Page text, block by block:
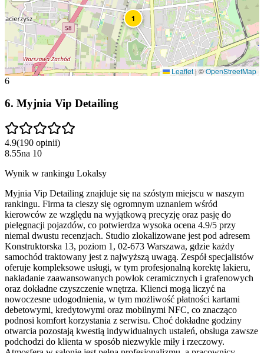
1
Leaflet|©OpenStreetMap
6
6. Myjnia Vip Detailing
4.9(190 opinii)
8.55na 10
Wynik w rankingu Lokalsy
Myjnia Vip Detailing znajduje się na szóstym miejscu w naszym
rankingu. Firma ta cieszy się ogromnym uznaniem wśród
kierowców ze względu na wyjątkową precyzję oraz pasję do
pielęgnacji pojazdów, co potwierdza wysoka ocena 4.9/5 przy
niemal dwustu recenzjach. Studio zlokalizowane jest pod adresem
Konstruktorska 13, poziom 1, 02-673 Warszawa, gdzie każdy
samochód traktowany jest z najwyższą uwagą. Zespół specjalistów
oferuje kompleksowe usługi, w tym profesjonalną korektę lakieru,
nakładanie zaawansowanych powłok ceramicznych i grafenowych
oraz dokładne czyszczenie wnętrza. Klienci mogą liczyć na
nowoczesne udogodnienia, w tym możliwość płatności kartami
debetowymi, kredytowymi oraz mobilnymi NFC, co znacząco
podnosi komfort korzystania z serwisu. Choć dokładne godziny
otwarcia pozostają kwestią indywidualnych ustaleń, obsługa zawsze
podchodzi do klienta w sposób niezwykle miły i rzeczowy.